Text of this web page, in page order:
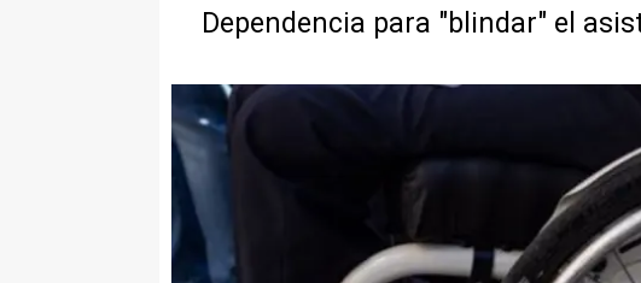
Dependencia para "blindar" el